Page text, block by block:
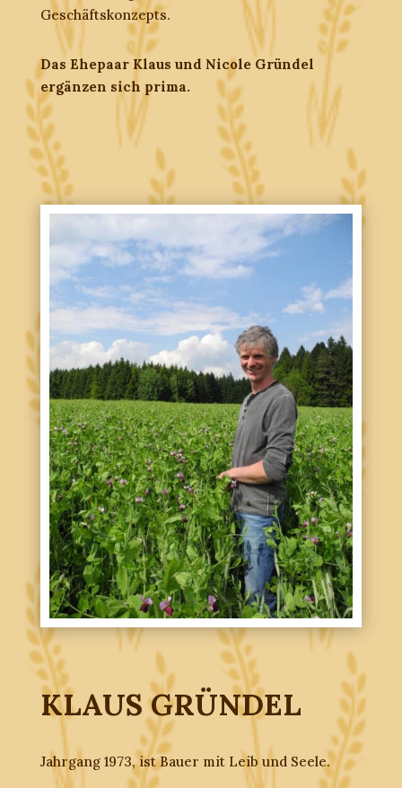
Geschäftskonzepts.
Das Ehepaar Klaus und Nicole Gründel
ergänzen sich prima.
KLAUS GRÜNDEL
Jahrgang 1973, ist Bauer mit Leib und Seele.